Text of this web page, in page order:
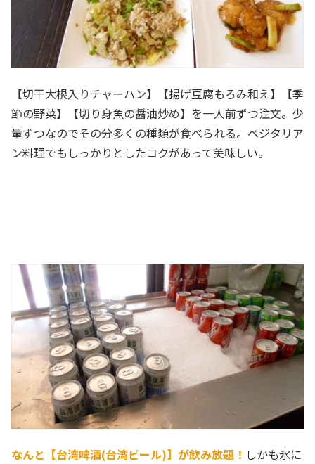
【切干大根入りチャーハン】【揚げ豆腐もろみ和え】【季
節の野菜】【切り身魚の醤油炒め】を一人前ずつ注文。少
量ずつなのでその分多くの種類が食べられる。ベジタリア
ン料理でもしっかりとしたコクがあって美味しい。
なんと【台湾啤酒(台湾ビール)】が飲み放題！ しかも氷に